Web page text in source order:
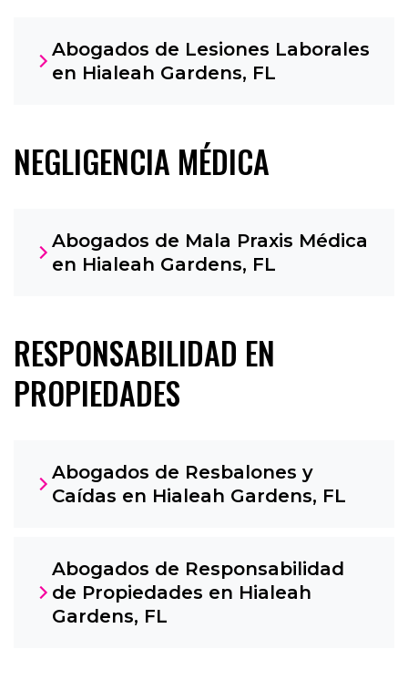
Abogados de Lesiones Laborales
en Hialeah Gardens, FL
NEGLIGENCIA MÉDICA
Abogados de Mala Praxis Médica
en Hialeah Gardens, FL
RESPONSABILIDAD EN
PROPIEDADES
Abogados de Resbalones y
Caídas en Hialeah Gardens, FL
Abogados de Responsabilidad
de Propiedades en Hialeah
Gardens, FL